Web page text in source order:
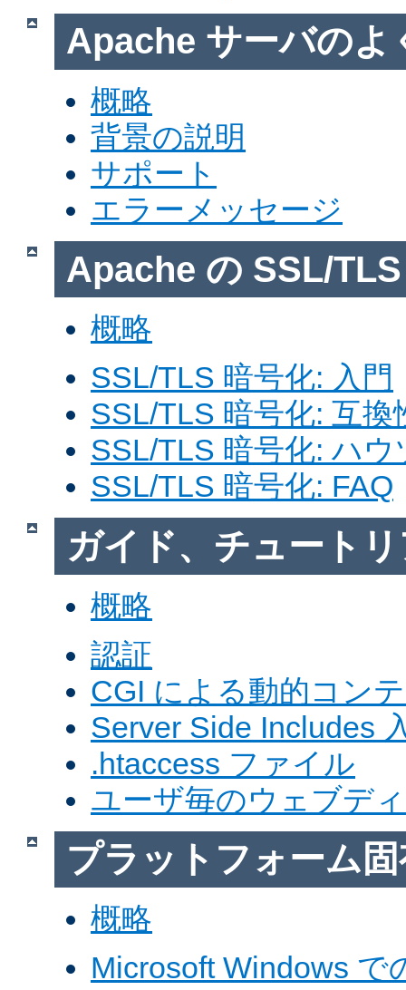
Apache サーバのよ
概略
背景の説明
サポート
エラーメッセージ
Apache の SSL/
概略
SSL/TLS 暗号化: 入門
SSL/TLS 暗号化: 互換
SSL/TLS 暗号化: ハウ
SSL/TLS 暗号化: FAQ
ガイド、チュート
概略
認証
CGI による動的コン
Server Side Includes
.htaccess ファイル
ユーザ毎のウェブデ
プラットフォーム
概略
Microsoft Windows で